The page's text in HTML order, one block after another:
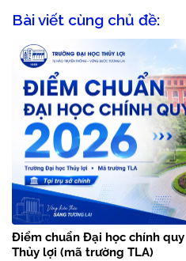
Bài viết cùng chủ đề:
Điểm chuẩn Đại học chính
Thủy lợi (mã trường TLA)